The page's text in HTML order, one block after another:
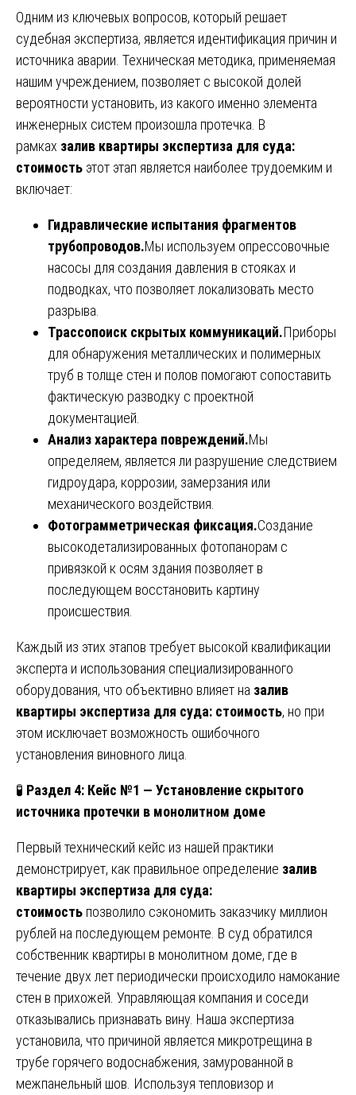
Одним из ключевых вопросов, который решает
судебная экспертиза, является идентификация причин и
источника аварии. Техническая методика, применяемая
нашим учреждением, позволяет с высокой долей
вероятности установить, из какого именно элемента
инженерных систем произошла протечка. В
рамках залив квартиры экспертиза для суда:
стоимость этот этап является наиболее трудоемким и
включает:
Гидравлические испытания фрагментов
трубопроводов.Мы используем опрессовочные
насосы для создания давления в стояках и
подводках, что позволяет локализовать место
разрыва.
Трассопоиск скрытых коммуникаций.Приборы
для обнаружения металлических и полимерных
труб в толще стен и полов помогают сопоставить
фактическую разводку с проектной
документацией.
Анализ характера повреждений.Мы
определяем, является ли разрушение следствием
гидроудара, коррозии, замерзания или
механического воздействия.
Фотограмметрическая фиксация.Создание
высокодетализированных фотопанорам с
привязкой к осям здания позволяет в
последующем восстановить картину
происшествия.
Каждый из этих этапов требует высокой квалификации
эксперта и использования специализированного
оборудования, что объективно влияет на залив
квартиры экспертиза для суда: стоимость, но при
этом исключает возможность ошибочного
установления виновного лица.
🧪 Раздел 4: Кейс №1 — Установление скрытого
источника протечки в монолитном доме
Первый технический кейс из нашей практики
демонстрирует, как правильное определение залив
квартиры экспертиза для суда:
стоимость позволило сэкономить заказчику миллион
рублей на последующем ремонте. В суд обратился
собственник квартиры в монолитном доме, где в
течение двух лет периодически происходило намокание
стен в прихожей. Управляющая компания и соседи
отказывались признавать вину. Наша экспертиза
установила, что причиной является микротрещина в
трубе горячего водоснабжения, замурованной в
межпанельный шов. Используя тепловизор и